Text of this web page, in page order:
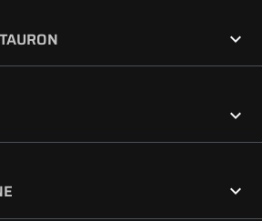


